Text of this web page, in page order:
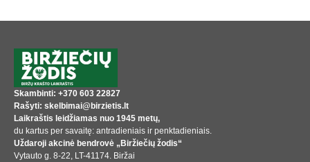
Skambinti: +370 603 22827
Rašyti: skelbimai@birzietis.lt
Laikraštis leidžiamas nuo 1945 metų,
du kartus per savaitę: antradieniais ir penktadieniais.
Uždaroji akcinė bendrovė „Biržiečių žodis“
Vytauto g. 8-22, LT-41174. Biržai